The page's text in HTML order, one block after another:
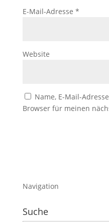
E-Mail-Adresse *
Website
Name, E-Mail-
Browser für meinen
Navigation
Suche